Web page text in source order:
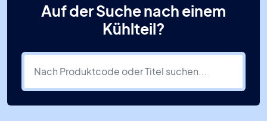
Auf der Suche nach einem
Kühlteil?